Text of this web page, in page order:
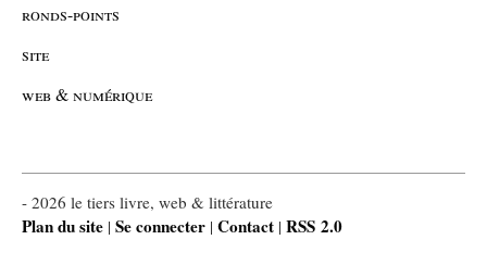
ronds-points
site
web & numérique
- 2026 le tiers livre, web & littérature
Plan du site | Se connecter | Contact | RSS 2.0